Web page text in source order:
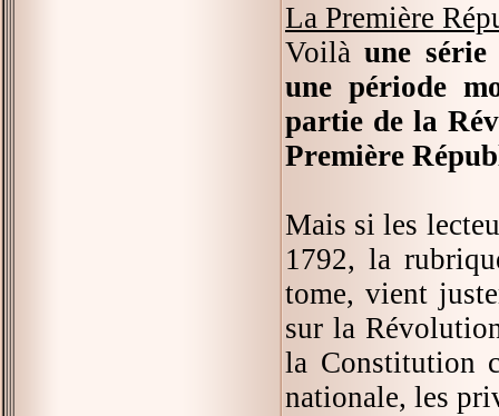
La Première
Voilàune
une période
partie de la
Première
Mais si les
1792, la
tome, vient
sur la
la Constitution
nationale, les